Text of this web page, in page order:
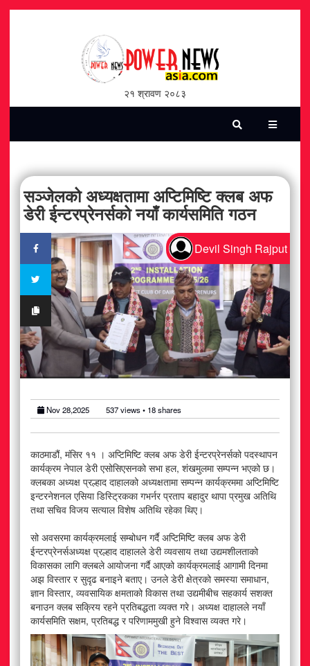
२१ श्रावण २०८३
पत्रिका
समाचार
सामाजिक
शन्ती / सुरक्षा
विचार / विमर्श
अटोमोबाइल
आर्थिक
राजनीति
स्वास्थ्य
मनोरञ्जन
सञ्जेलको अध्यक्षतामा अप्टिमिष्टि क्लब अफ
डेरी ईन्टरप्रेनर्सको नयाँ कार्यसमिति गठन
Devil Singh Rajput
Nov 28,2025 537views • 18shares
काठमाडौं, मंसिर ११ । अप्टिमिष्टि क्लब अफ डेरी ईन्टरप्रेनर्सको पदस्थापन
कार्यक्रम नेपाल डेरी एसोसिएसनको सभा हल, शंखमुलमा सम्पन्न भएको छ।
क्लबका अध्यक्ष प्रल्हाद दाहालको अध्यक्षतामा सम्पन्न कार्यक्रममा अप्टिमिष्टि
इन्टरनेशनल एसिया डिस्ट्रिकका गभर्नर प्रताप बहादुर थापा प्रमुख अतिथि
तथा सचिव विजय सत्याल विशेष अतिथि रहेका थिए।
सो अवसरमा कार्यक्रमलाई सम्बोधन गर्दै अप्टिमिष्टि क्लब अफ डेरी
ईन्टरप्रेनर्सअध्यक्ष प्रल्हाद दाहालले डेरी व्यवसाय तथा उद्यमशीलताको
विकासका लागि क्लबले आयोजना गर्दै आएको कार्यक्रमलाई आगामी दिनमा
अझ विस्तार र सुदृढ बनाइने बताए। उनले डेरी क्षेत्रको समस्या समाधान,
ज्ञान विस्तार, व्यवसायिक क्षमताको विकास तथा उद्यमीबीच सहकार्य सशक्त
बनाउन क्लब सक्रिय रहने प्रतिबद्धता व्यक्त गरे। अध्यक्ष दाहालले नयाँ
कार्यसमिति सक्षम, प्रतिबद्ध र परिणाममुखी हुने विश्वास व्यक्त गरे।